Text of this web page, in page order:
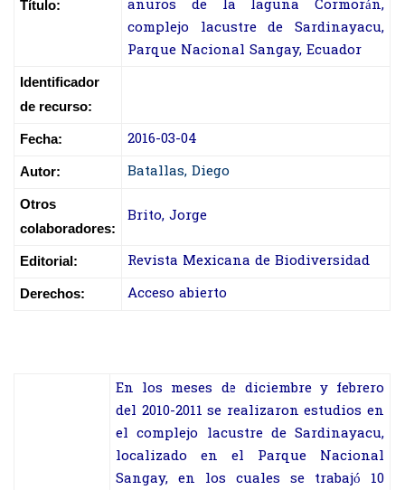
Título:
anuros de la laguna Cormorán,
complejo lacustre de Sardinayacu,
Parque Nacional Sangay, Ecuador
Identificador
de recurso:
Fecha: 2016-03-04
Autor: Batallas, Diego
Otros
colaboradores:
Brito, Jorge
Editorial: Revista Mexicana de Biodiversidad
Derechos: Acceso abierto
En los meses de diciembre y febrero
del 2010-2011 se realizaron estudios en
el complejo lacustre de Sardinayacu,
localizado en el Parque Nacional
Sangay, en los cuales se trabajó 10